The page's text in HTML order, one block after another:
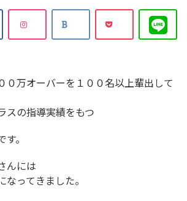
０万オーバーを１００名以上輩出して
スの指導実績をもつ
。
んには
ってきました。